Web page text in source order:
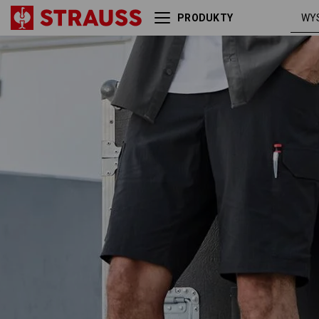
PRODUKTY
Szorty e.s.t:aktik light ripstop